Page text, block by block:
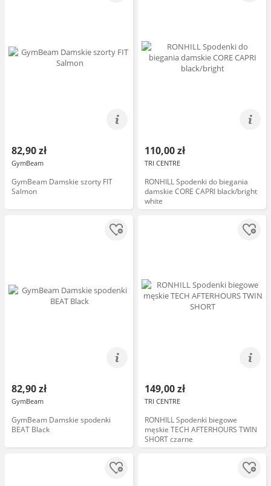
82,90 zł
GymBeam
GymBeam Damskie szorty FIT
Salmon
110,00 zł
TRI CENTRE
RONHILL Spodenki do biegania
damskie CORE CAPRI black/bright
white
82,90 zł
GymBeam
GymBeam Damskie spodenki
BEAT Black
149,00 zł
TRI CENTRE
RONHILL Spodenki biegowe
męskie TECH AFTERHOURS TWIN
SHORT czarne